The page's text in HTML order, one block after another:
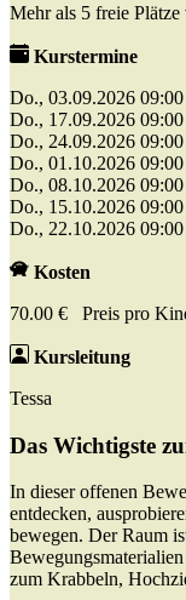
Mehr als 5 freie Plätze
Kurstermine
Do., 03.09.2026
Do., 17.09.2026
Do., 24.09.2026
Do., 01.10.2026
Do., 08.10.2026
Do., 15.10.2026
Do., 22.10.2026
Kosten
70.00 € Preis pro
Kursleitung
Tessa
Das Wichtigste
In dieser offenen
entdecken,
bewegen. Der Raum
zum Krabbeln,